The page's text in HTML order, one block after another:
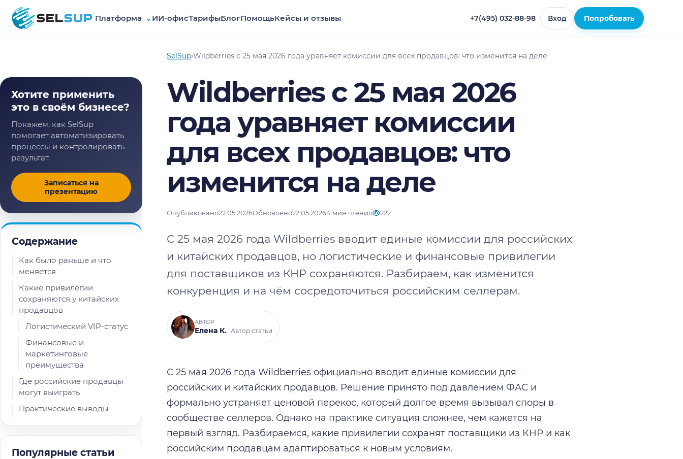
SelSup Платформа ⌄ ИИ-офисТарифыБлогПомощьКейсы и отзывы +7(495) 032-88-98 Вход Попробовать
SelSup›Wildberries с 25 мая 2026 года уравняет комиссии для всех продавцов: что изменится на деле
Wildberries с 25 мая 2026
года уравняет комиссии
для всех продавцов: что
изменится на деле
Опубликовано22.05.2026Обновлено22.05.20264 мин чтения 222
С 25 мая 2026 года Wildberries вводит единые комиссии для российских
и китайских продавцов, но логистические и финансовые привилегии
для поставщиков из КНР сохраняются. Разбираем, как изменится
конкуренция и на чём сосредоточиться российским селлерам.
АВТОР
Елена К. Автор статьи
Содержание
Как было раньше и что
меняется
Какие привилегии
сохраняются у китайских
продавцов
Логистический VIP-статус
Финансовые и
маркетинговые
преимущества
Где российские продавцы
могут выиграть
Практические выводы
Популярные статьи
Хотите применить
это в своём бизнесе?
Покажем, как SelSup
помогает автоматизировать
процессы и контролировать
результат.
Записаться на
презентацию
С 25 мая 2026 года Wildberries официально вводит единые комиссии для
российских и китайских продавцов. Решение принято под давлением ФАС и
формально устраняет ценовой перекос, который долгое время вызывал споры в
сообществе селлеров. Однако на практике ситуация сложнее, чем кажется на
первый взгляд. Разбираемся, какие привилегии сохранят поставщики из КНР и как
российским продавцам адаптироваться к новым условиям.